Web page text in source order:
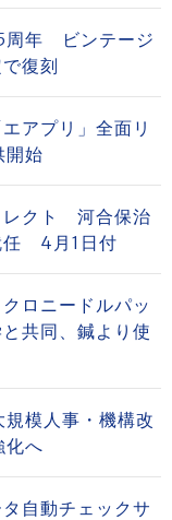
周年 ビンテージ
復刻
アプリ」全面リ
始
レクト 河合保治
任 4月1日付
ロニードルパッ
共同、鍼より使
模人事・機構改
へ
自動チェックサ